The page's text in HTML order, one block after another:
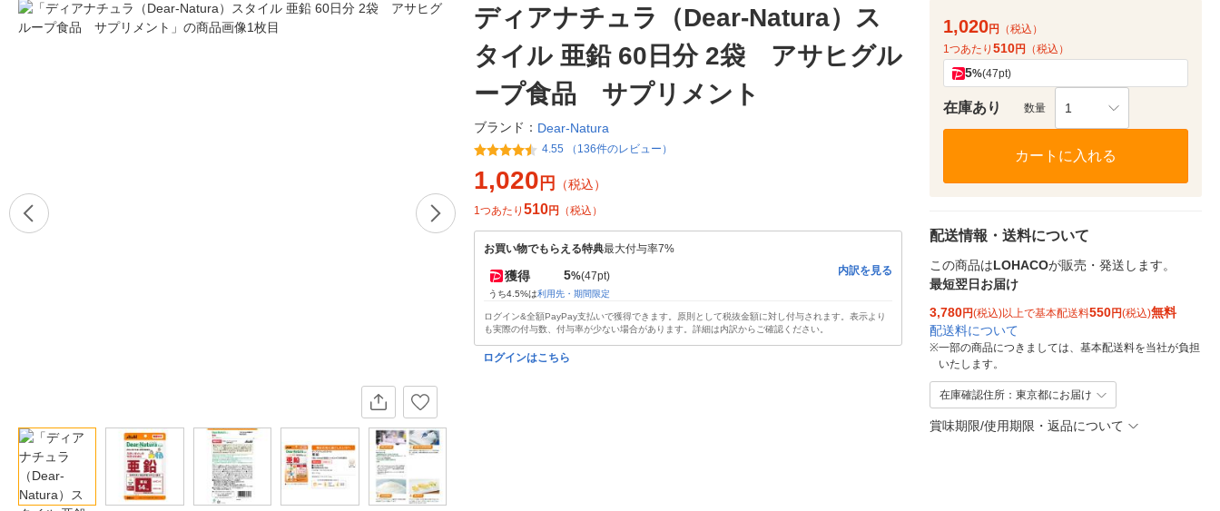
ディアナチュラ（Dear-Natura）ス
タイル 亜鉛 60日分 2袋 アサヒグル
ープ食品 サプリメント
ブランド： Dear-Natura
4.55 （136件のレビュー）
1,020 円 （税込）
1つあたり 510円 （税込）
お買い物でもらえる特典最大付与率7%
獲得 5%(47pt)
うち4.5%は利用先・期間限定
内訳を見る
ログイン&全額PayPay支払いで獲得できます。原則として税抜金額に対し付与されます。表示より
も実際の付与数、付与率が少ない場合があります。詳細は内訳からご確認ください。
ログインはこちら
1,020円
（税込）
1つあたり 510円 （税込）
5%(47pt)
在庫あり 数量 1
カートに入れる
配送情報・送料について
この商品はLOHACOが販売・発送します。
最短翌日お届け
3,780円(税込)以上で基本配送料550円(税込)無料
配送料について
※一部の商品につきましては、基本配送料を当社が負担
いたします。
在庫確認住所：東京都にお届け
賞味期限/使用期限・返品について